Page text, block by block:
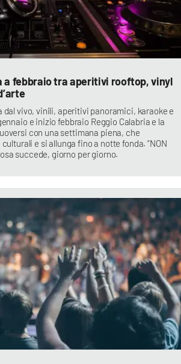
a febbraio tra aperitivi rooftop, vinyl
dal vivo, vinili, aperitivi panoramici, karaoke e
e inizio febbraio Reggio Calabria e la
con una settimana piena, che
e si allunga fino a notte fonda. “NON
succede, giorno per giorno.